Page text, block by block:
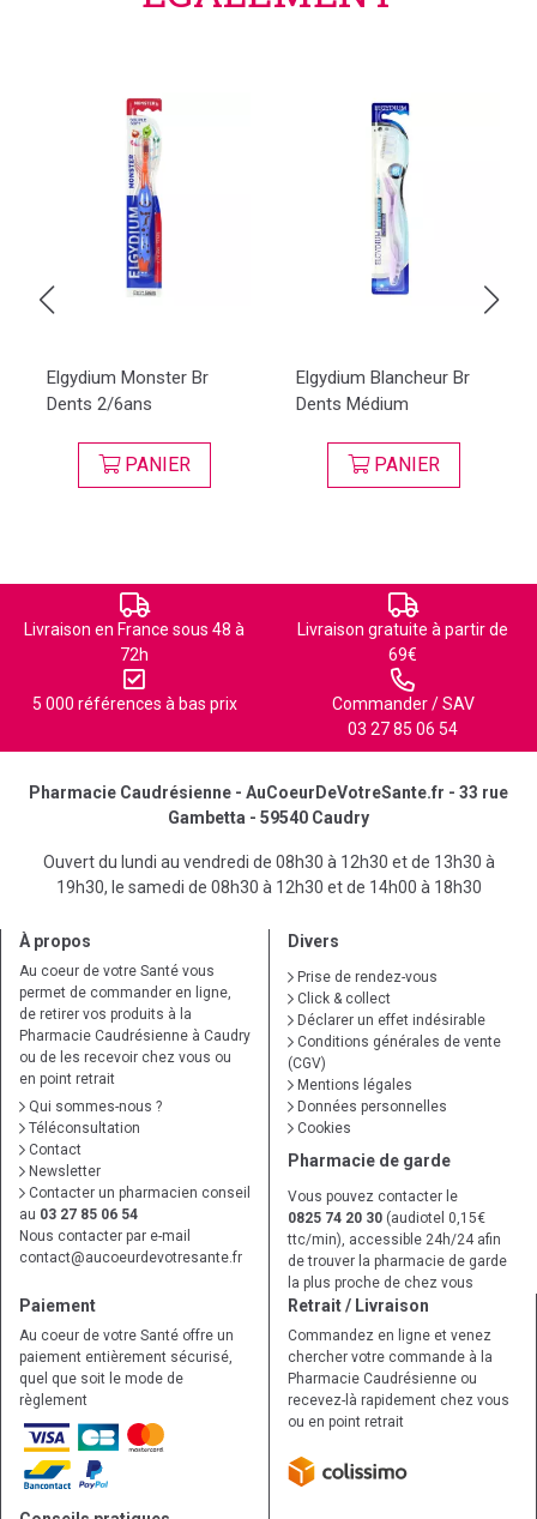
Elgydium Monster Br
Dents 2/6ans
PANIER
Elgydium Blancheur Br
Dents Médium
PANIER
Livraison en France sous 48 à
72h
Livraison gratuite à partir de
69€
5 000 références à bas prix
Commander / SAV
03 27 85 06 54
Pharmacie Caudrésienne - AuCoeurDeVotreSante.fr - 33 rue
Gambetta - 59540 Caudry
Ouvert du lundi au vendredi de 08h30 à 12h30 et de 13h30 à
19h30, le samedi de 08h30 à 12h30 et de 14h00 à 18h30
À propos
Au coeur de votre Santé vous
permet de commander en ligne,
de retirer vos produits à la
Pharmacie Caudrésienne à Caudry
ou de les recevoir chez vous ou
en point retrait
Qui sommes-nous ?
Téléconsultation
Contact
Newsletter
Contacter un pharmacien conseil
au 03 27 85 06 54
Nous contacter par e-mail
contact@aucoeurdevotresante.fr
Divers
Prise de rendez-vous
Click & collect
Déclarer un effet indésirable
Conditions générales de vente
(CGV)
Mentions légales
Données personnelles
Cookies
Pharmacie de garde
Vous pouvez contacter le
0825 74 20 30 (audiotel 0,15€
ttc/min), accessible 24h/24 afin
de trouver la pharmacie de garde
la plus proche de chez vous
Paiement
Au coeur de votre Santé offre un
paiement entièrement sécurisé,
quel que soit le mode de
règlement
Retrait / Livraison
Commandez en ligne et venez
chercher votre commande à la
Pharmacie Caudrésienne ou
recevez-là rapidement chez vous
ou en point retrait